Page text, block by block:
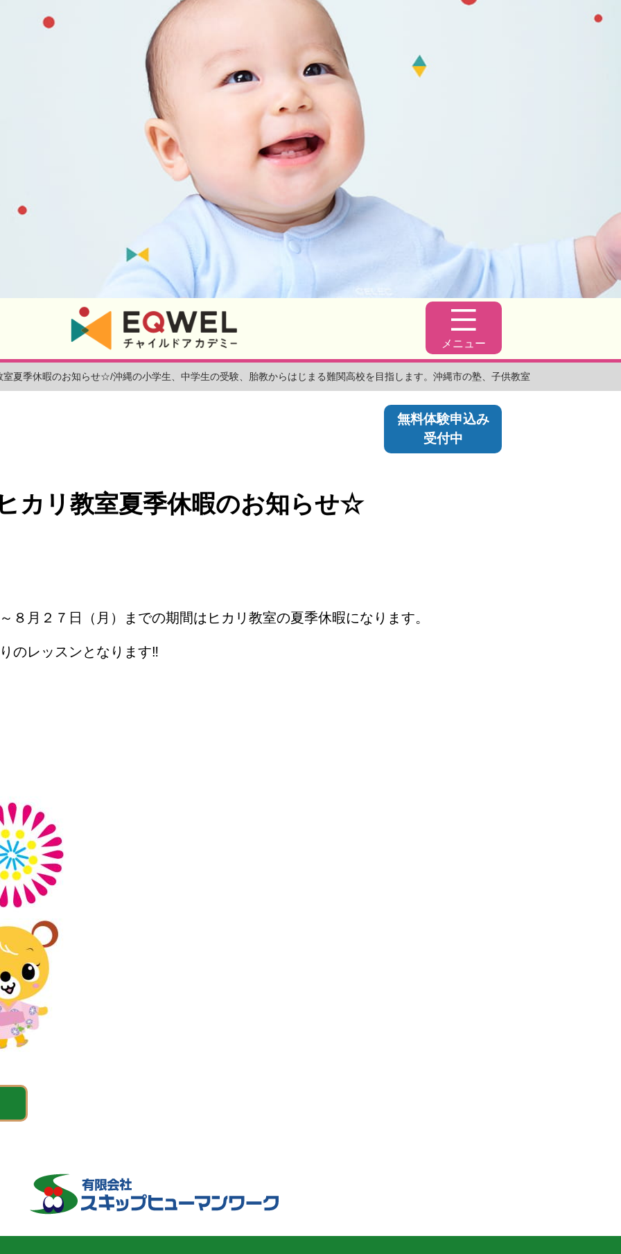
メニュー
室夏季休暇のお知らせ☆/沖縄の小学生、中学生の受験、胎教からはじまる難関高校を目指します。沖縄市の塾、子供教室
無料体験申込み
受付中
カリ教室夏季休暇のお知らせ☆
８月２７日（月）までの期間はヒカリ教室の夏季休暇になります。
のレッスンとなります‼